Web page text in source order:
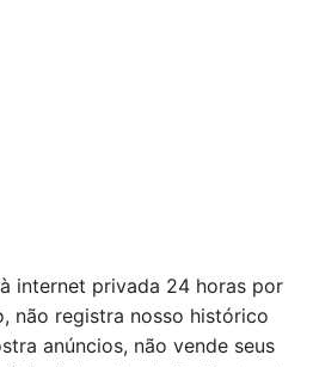
internet privada 24 horas por
não registra nosso histórico
anúncios, não vende seus